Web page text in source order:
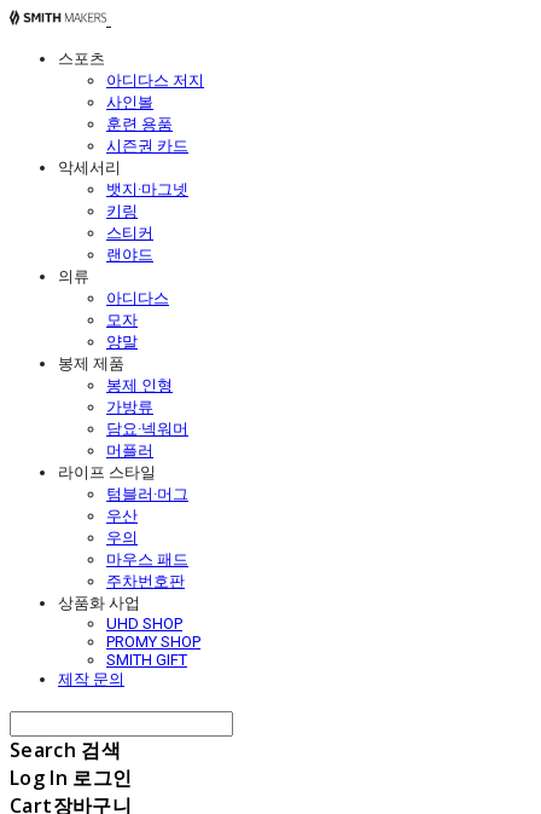
스포츠
아디다스 저지
사인볼
훈련 용품
시즌권 카드
악세서리
뱃지·마그넷
키링
스티커
랜야드
의류
아디다스
모자
양말
봉제 제품
봉제 인형
가방류
담요·넥워머
머플러
라이프 스타일
텀블러·머그
우산
우의
마우스 패드
주차번호판
상품화 사업
UHD SHOP
PROMY SHOP
SMITH GIFT
제작 문의
Search 검색
Log In 로그인
Cart장바구니